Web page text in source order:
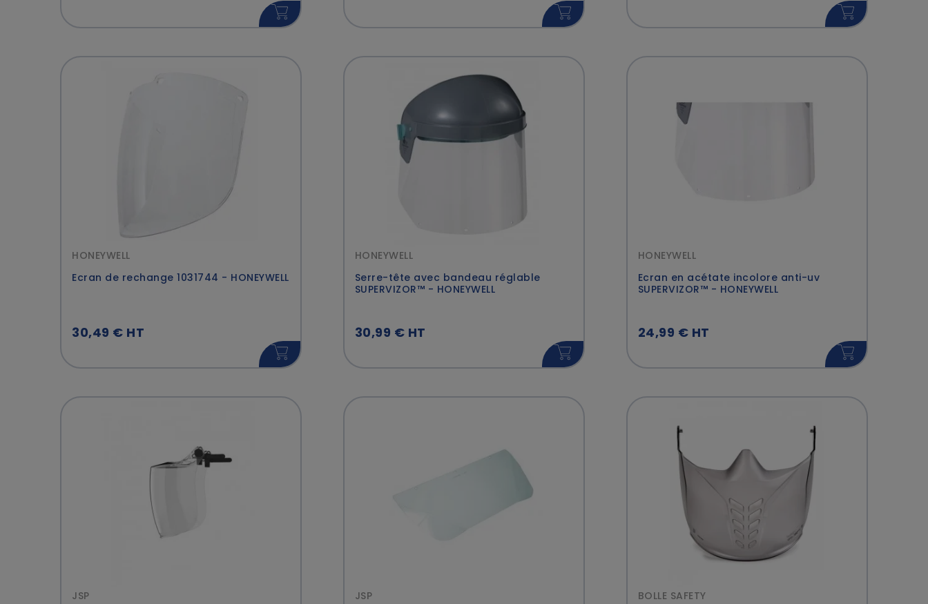
HONEYWELL
Ecran de rechange 1031744 - HONEYWELL
30,49 € HT
HONEYWELL
Serre-tête avec bandeau réglable
SUPERVIZOR™ - HONEYWELL
30,99 € HT
HONEYWELL
Ecran en acétate incolore anti-uv
SUPERVIZOR™ - HONEYWELL
24,99 € HT
JSP
JSP
BOLLE SAFETY